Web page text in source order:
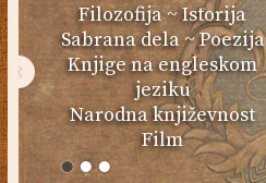
Filozofija~Istorija
Sabrana dela~Poezija
Knjige na engleskom
jeziku
Narodna književnost
Film
‹